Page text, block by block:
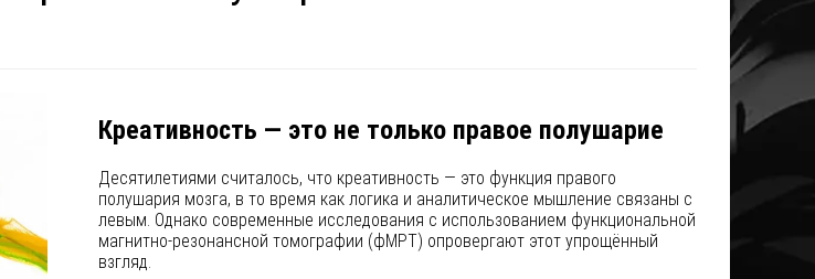
Креативность — это не только правое полушарие
Десятилетиями считалось, что креативность — это функция правого
полушария мозга, в то время как логика и аналитическое мышление связаны с
левым. Однако современные исследования с использованием функциональной
магнитно-резонансной томографии (фМРТ) опровергают этот упрощённый
взгляд.